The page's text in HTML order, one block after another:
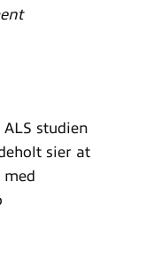
studien
sier at